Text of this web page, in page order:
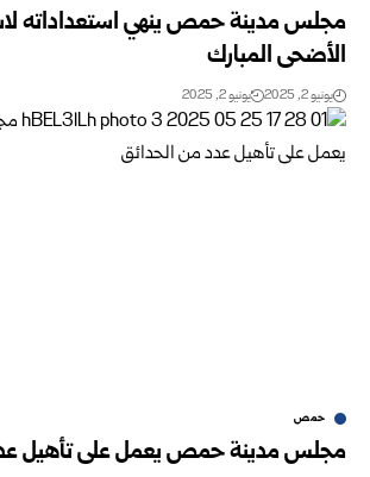
مجلس مدينة حمص ينهي استعداداته
الأضحى المبارك
يونيو 2, 2025 يونيو 2, 2025
حمص
مجلس مدينة حمص يعمل على تأهيل